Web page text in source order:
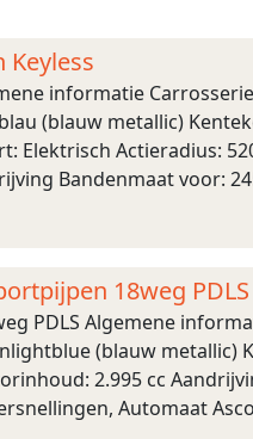
Keyless
informatie
(blauw metallic)
Elektrisch Actieradius:
Bandenmaat voor:
18weg PDLS
PDLS Algemene
(blauw metallic)
2.995 cc
Automaat